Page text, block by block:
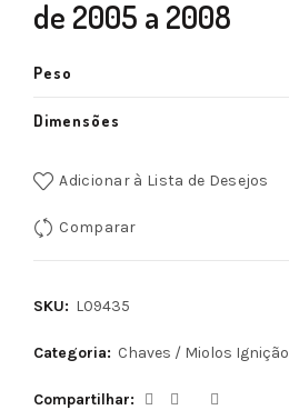
de 2005 a 2008
Peso
Dimensões
Adicionar à Lista de Desejos
Comparar
SKU: L09435
Categoria: Chaves / Miolos Ignição
Compartilhar